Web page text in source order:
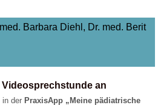
Barbara Diehl, Dr. med. Berit
Videosprechstunde an
in der PraxisApp „Meine pädiatrische